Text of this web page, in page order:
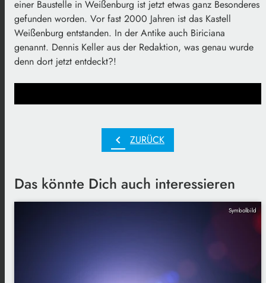
einer Baustelle in Weißenburg ist jetzt etwas ganz Besonderes
gefunden worden. Vor fast 2000 Jahren ist das Kastell
Weißenburg entstanden. In der Antike auch Biriciana
genannt. Dennis Keller aus der Redaktion, was genau wurde
denn dort jetzt entdeckt?!
chevron_left ZURÜCK
Das könnte Dich auch interessieren
Symbolbild